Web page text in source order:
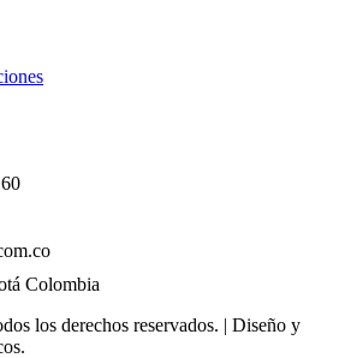
Colombia
los derechos reservados. | Diseño y